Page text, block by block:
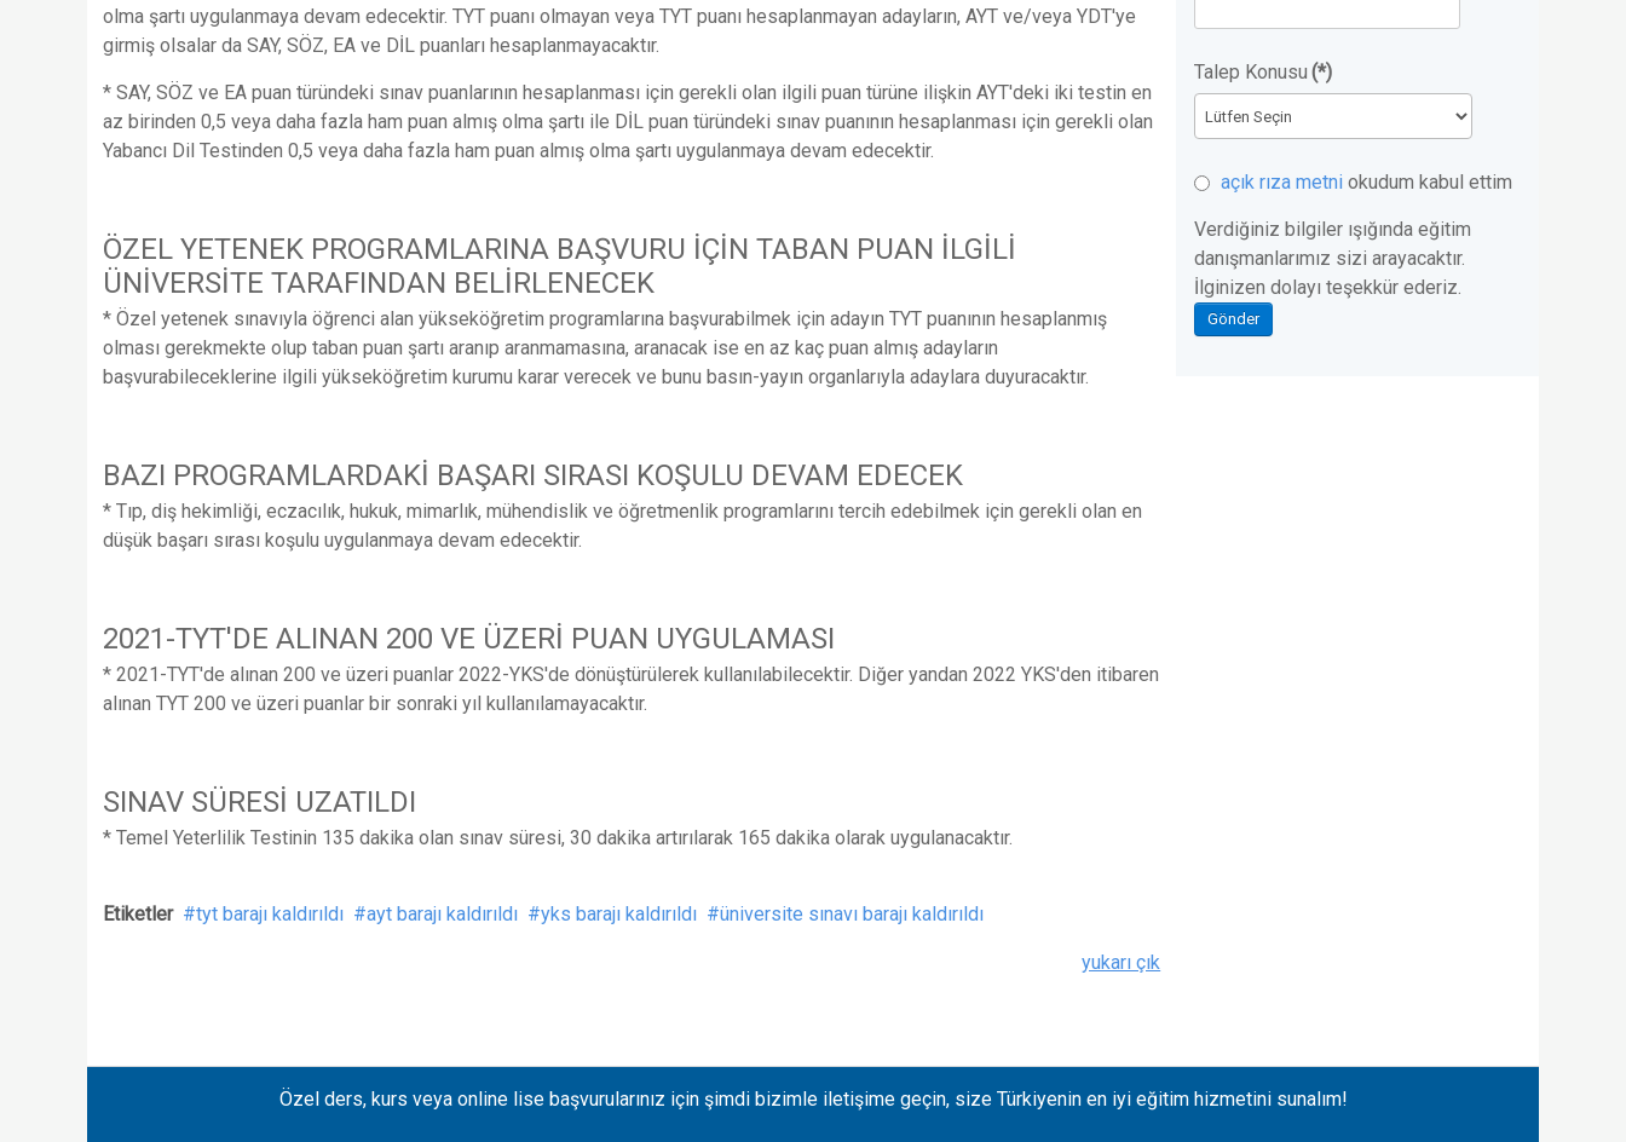
olma şartı uygulanmaya devam edecektir. TYT puanı olmayan veya TYT puanı hesaplanmayan adayların, AYT ve/veya YDT'ye
girmiş olsalar da SAY, SÖZ, EA ve DİL puanları hesaplanmayacaktır.
* SAY, SÖZ ve EA puan türündeki sınav puanlarının hesaplanması için gerekli olan ilgili puan türüne ilişkin AYT'deki iki testin en
az birinden 0,5 veya daha fazla ham puan almış olma şartı ile DİL puan türündeki sınav puanının hesaplanması için gerekli olan
Yabancı Dil Testinden 0,5 veya daha fazla ham puan almış olma şartı uygulanmaya devam edecektir.
ÖZEL YETENEK PROGRAMLARINA BAŞVURU İÇİN TABAN PUAN İLGİLİ
ÜNİVERSİTE TARAFINDAN BELİRLENECEK
* Özel yetenek sınavıyla öğrenci alan yükseköğretim programlarına başvurabilmek için adayın TYT puanının hesaplanmış
olması gerekmekte olup taban puan şartı aranıp aranmamasına, aranacak ise en az kaç puan almış adayların
başvurabileceklerine ilgili yükseköğretim kurumu karar verecek ve bunu basın-yayın organlarıyla adaylara duyuracaktır.
BAZI PROGRAMLARDAKİ BAŞARI SIRASI KOŞULU DEVAM EDECEK
* Tıp, diş hekimliği, eczacılık, hukuk, mimarlık, mühendislik ve öğretmenlik programlarını tercih edebilmek için gerekli olan en
düşük başarı sırası koşulu uygulanmaya devam edecektir.
2021-TYT'DE ALINAN 200 VE ÜZERİ PUAN UYGULAMASI
* 2021-TYT'de alınan 200 ve üzeri puanlar 2022-YKS'de dönüştürülerek kullanılabilecektir. Diğer yandan 2022 YKS'den itibaren
alınan TYT 200 ve üzeri puanlar bir sonraki yıl kullanılamayacaktır.
SINAV SÜRESİ UZATILDI
* Temel Yeterlilik Testinin 135 dakika olan sınav süresi, 30 dakika artırılarak 165 dakika olarak uygulanacaktır.
Etiketler tyt barajı kaldırıldı ayt barajı kaldırıldı yks barajı kaldırıldı üniversite sınavı barajı kaldırıldı
yukarı çık
Talep Konusu (*)
açık rıza metni okudum kabul ettim
Verdiğiniz bilgiler ışığında eğitim
danışmanlarımız sizi arayacaktır.
İlginizen dolayı teşekkür ederiz.
Gönder
Özel ders, kurs veya online lise başvurularınız için şimdi bizimle iletişime geçin, size Türkiyenin en iyi eğitim hizmetini sunalım!